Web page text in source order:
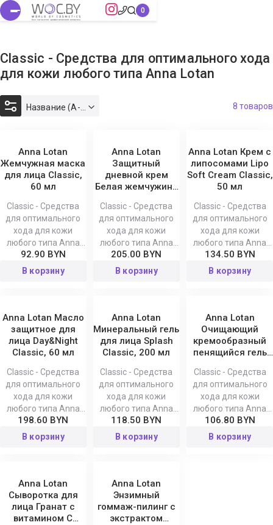
Classic - Средства для оптимального хода
для кожи любого типа Anna Lotan
8 товаров
Anna Lotan
Жемчужная маска
для лица Classic,
60 мл
Classic - Средства
для оптимального
хода для кожи
любого типа Anna
Lotan
92.90 BYN
В корзину
Anna Lotan
Защитный
дневной крем
Белая жемчужина
мл
Classic - Средства
для оптимального
хода для кожи
любого типа Anna
Lotan
205.00 BYN
В корзину
Anna Lotan Крем с
липосомами Lipo
Soft Cream Classic,
50 мл
Classic - Средства
для оптимального
хода для кожи
любого типа Anna
Lotan
134.50 BYN
В корзину
Anna Lotan Масло
защитное для
лица Day&Night
Classic, 60 мл
Classic - Средства
для оптимального
хода для кожи
любого типа Anna
Lotan
198.60 BYN
В корзину
Anna Lotan
Минеральный гель
для лица Splash
Classic, 200 мл
Classic - Средства
для оптимального
хода для кожи
любого типа Anna
Lotan
118.50 BYN
В корзину
Anna Lotan
Очищающий
кремообразный
пенящийся гель
200 мл
Classic - Средства
для оптимального
хода для кожи
любого типа Anna
Lotan
106.80 BYN
В корзину
Anna Lotan
Сыворотка для
лица Гранат с
витамином С
Anna Lotan
Энзимный
гоммаж-пилинг с
экстрактом